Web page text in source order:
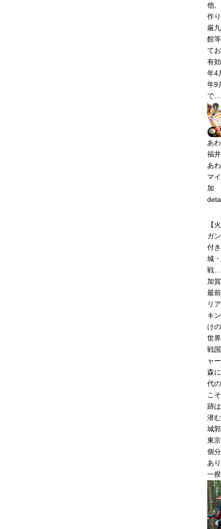
他
作
厳
館
て
有
年4
年9
で…
あ
福
あ
マ
加
【
ガ
付
城
戦…
加
最
リ
キ
け
世
戦
ャ
森
代
こ
跡
潜
城
東
個
あ
一